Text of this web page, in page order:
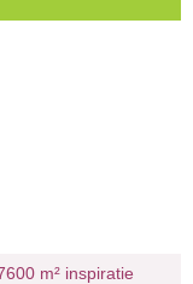
m² inspiratie